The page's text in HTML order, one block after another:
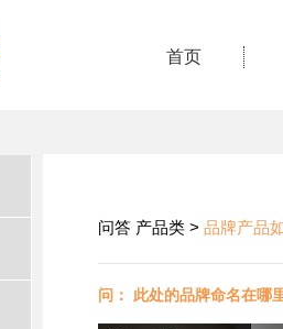
首页
问答 产品类 > 品牌产品
问： 此处的品牌命名在哪